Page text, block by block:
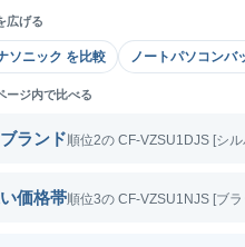
広げる
ソニック を比較 ノートパソコンバ
ージ内で比べる
ランド 順位2の CF-VZSU1DJS [シ
価格帯順位3の CF-VZSU1NJS [ブ